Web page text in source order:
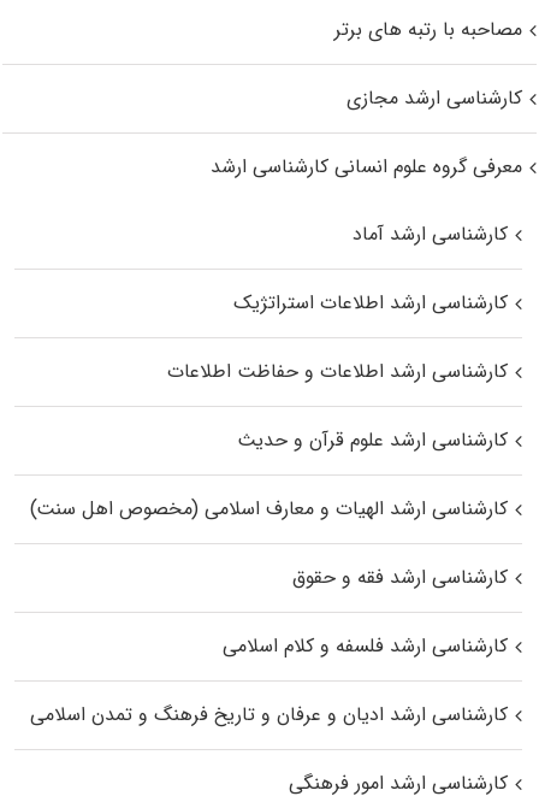
مصاحبه با رتبه های برتر
کارشناسی ارشد مجازی
معرفی گروه علوم انسانی کارشناسی ارشد
کارشناسی ارشد آماد
کارشناسی ارشد اطلاعات استراتژیک
کارشناسی ارشد اطلاعات و حفاظت اطلاعات
کارشناسی ارشد علوم قرآن و حدیث
کارشناسی ارشد الهیات و معارف اسلامی (مخصوص اهل سنت)
کارشناسی ارشد فقه و حقوق
کارشناسی ارشد فلسفه و کلام اسلامی
کارشناسی ارشد ادیان و عرفان و تاریخ فرهنگ و تمدن اسلامی
کارشناسی ارشد امور فرهنگی